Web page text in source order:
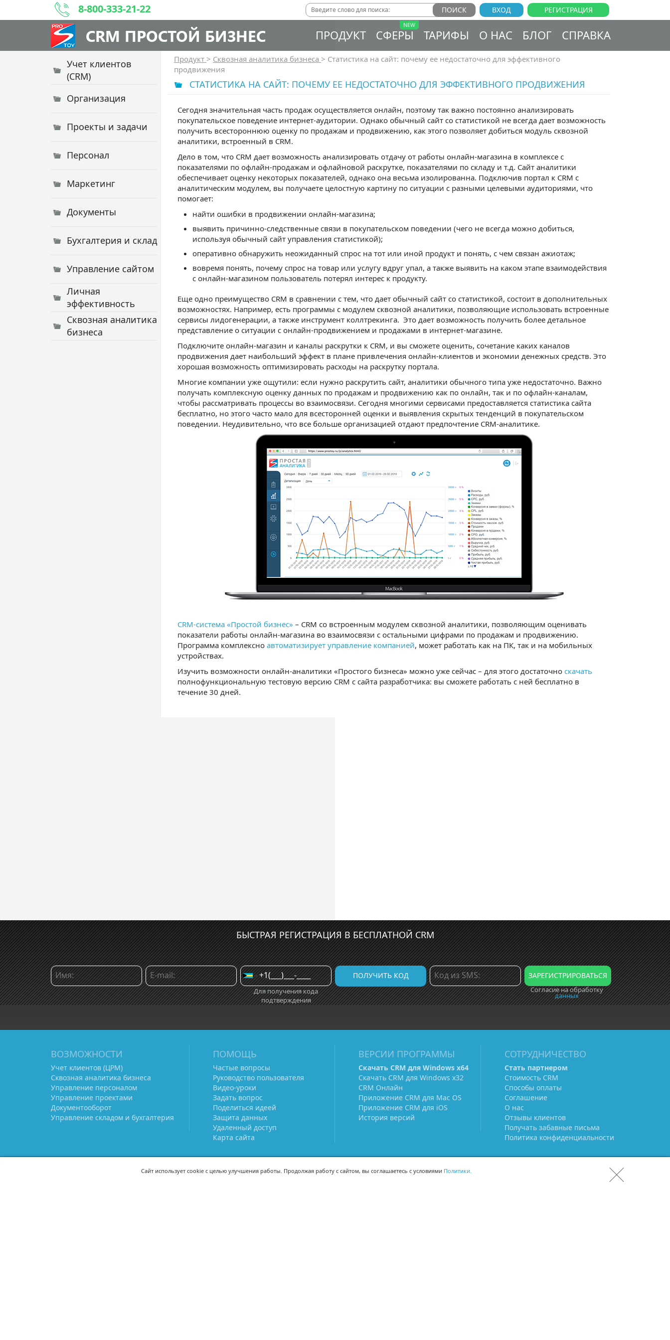
8-800-333-21-22 РЕГИСТРАЦИЯ
ВХОД
CRM ПРОСТОЙ БИЗНЕС ПРОДУКТ СФЕРЫ ТАРИФЫ О НАС БЛОГ СПРАВКА
Учет клиентов
(CRM)
Организация
Проекты и задачи
Персонал
Маркетинг
Документы
Бухгалтерия и склад
Управление сайтом
Личная
эффективность
Сквозная аналитика
бизнеса
Продукт > Сквозная аналитика бизнеса > Статистика на сайт: почему ее недостаточно для эффективного
продвижения
СТАТИСТИКА НА САЙТ: ПОЧЕМУ ЕЕ НЕДОСТАТОЧНО ДЛЯ ЭФФЕКТИВНОГО ПРОДВИЖЕНИЯ
Сегодня значительная часть продаж осуществляется онлайн, поэтому так важно постоянно анализировать
покупательское поведение интернет-аудитории. Однако обычный сайт со статистикой не всегда дает возможность
получить всестороннюю оценку по продажам и продвижению, как этого позволяет добиться модуль сквозной
аналитики, встроенный в CRM.
Дело в том, что CRM дает возможность анализировать отдачу от работы онлайн-магазина в комплексе с
показателями по офлайн-продажам и офлайновой раскрутке, показателями по складу и т.д. Сайт аналитики
обеспечивает оценку некоторых показателей, однако она весьма изолированна. Подключив портал к CRM с
аналитическим модулем, вы получаете целостную картину по ситуации с разными целевыми аудиториями, что
помогает:
найти ошибки в продвижении онлайн-магазина;
выявить причинно-следственные связи в покупательском поведении (чего не всегда можно добиться,
используя обычный сайт управления статистикой);
оперативно обнаружить неожиданный спрос на тот или иной продукт и понять, с чем связан ажиотаж;
вовремя понять, почему спрос на товар или услугу вдруг упал, а также выявить на каком этапе взаимодействия
с онлайн-магазином пользователь потерял интерес к продукту.
Еще одно преимущество CRM в сравнении с тем, что дает обычный сайт со статистикой, состоит в дополнительных
возможностях. Например, есть программы с модулем сквозной аналитики, позволяющие использовать встроенные
сервисы лидогенерации, а также инструмент коллтрекинга. Это дает возможность получить более детальное
представление о ситуации с онлайн-продвижением и продажами в интернет-магазине.
Подключите онлайн-магазин и каналы раскрутки к CRM, и вы сможете оценить, сочетание каких каналов
продвижения дает наибольший эффект в плане привлечения онлайн-клиентов и экономии денежных средств. Это
хорошая возможность оптимизировать расходы на раскрутку портала.
Многие компании уже ощутили: если нужно раскрутить сайт, аналитики обычного типа уже недостаточно. Важно
получать комплексную оценку данных по продажам и продвижению как по онлайн, так и по офлайн-каналам,
чтобы рассматривать процессы во взаимосвязи. Сегодня многими сервисами предоставляется статистика сайта
бесплатно, но этого часто мало для всесторонней оценки и выявления скрытых тенденций в покупательском
поведении. Неудивительно, что все больше организацией отдают предпочтение CRM-аналитике.
CRM-система «Простой бизнес» – CRM со встроенным модулем сквозной аналитики, позволяющим оценивать
показатели работы онлайн-магазина во взаимосвязи с остальными цифрами по продажам и продвижению.
Программа комплексно автоматизирует управление компанией, может работать как на ПК, так и на мобильных
устройствах.
Изучить возможности онлайн-аналитики «Простого бизнеса» можно уже сейчас – для этого достаточно скачать
полнофункциональную тестовую версию CRM с сайта разработчика: вы сможете работать с ней бесплатно в
течение 30 дней.
БЫСТРАЯ РЕГИСТРАЦИЯ В БЕСПЛАТНОЙ CRM
Для получения кода
подтверждения
Согласие на обработку
данных
ВОЗМОЖНОСТИ
Учет клиентов (ЦРМ)
Сквозная аналитика бизнеса
Управление персоналом
Управление проектами
Документооборот
Управление складом и бухгалтерия
ПОМОЩЬ
Частые вопросы
Руководство пользователя
Видео-уроки
Задать вопрос
Поделиться идеей
Защита данных
Удаленный доступ
Карта сайта
ВЕРСИИ ПРОГРАММЫ
Скачать CRM для Windows х64
Скачать CRM для Windows х32
CRM Онлайн
Приложение CRM для Mac OS
Приложение CRM для iOS
История версий
СОТРУДНИЧЕСТВО
Стать партнером
Стоимость CRM
Способы оплаты
Соглашение
О нас
Отзывы клиентов
Получать забавные письма
Политика конфиденциальности
Сайт использует cookie с целью улучшения работы. Продолжая работу с сайтом, вы соглашаетесь с условиями Политики.